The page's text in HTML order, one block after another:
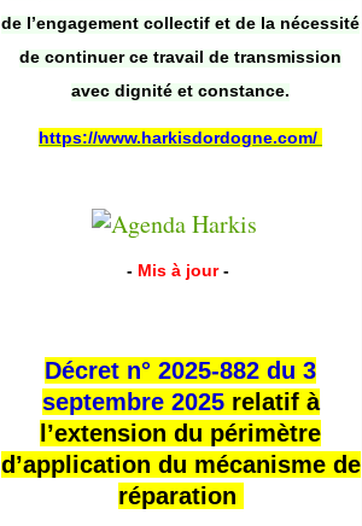
de l’engagement collectif et de la nécessité
de continuer ce travail de transmission
avec dignité et constance.
https://www.harkisdordogne.com/
- Mis à jour -
Décret n° 2025-882 du 3
septembre 2025relatif à
l’extension du périmètre
d’application du mécanisme de
réparation